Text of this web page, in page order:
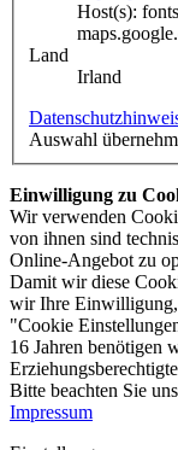
Host(s):
Land
Irland
Auswahl
Einwilligung zu
Wir verwenden
von ihnen sind
Online-Angebot zu
Damit wir diese
wir Ihre Einwilligung,
"Cookie
16 Jahren benötigen
Bitte beachten Sie
Impressum